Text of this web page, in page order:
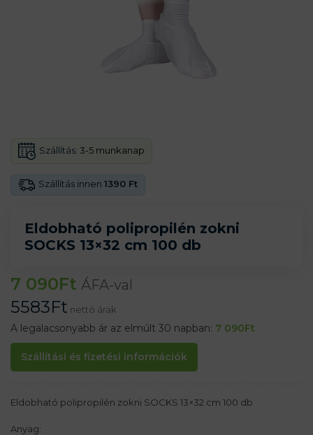
Eldobható polipropilén zokni
SOCKS 13×32 cm 100 db
Szállítás innen 1390 Ft
Szállítás: 3-5 munkanap
7 090Ft ÁFA-val
5583Ft nettó árak
A legalacsonyabb ár az elmúlt 30 napban: 7 090Ft
Szállítási és fizetési információk
Eldobható polipropilén zokni SOCKS 13×32 cm 100 db
Anyag: